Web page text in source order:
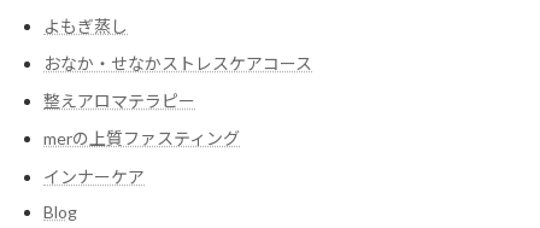
よもぎ蒸し
おなか・せなかストレスケアコース
整えアロマテラピー
merの上質ファスティング
インナーケア
Blog